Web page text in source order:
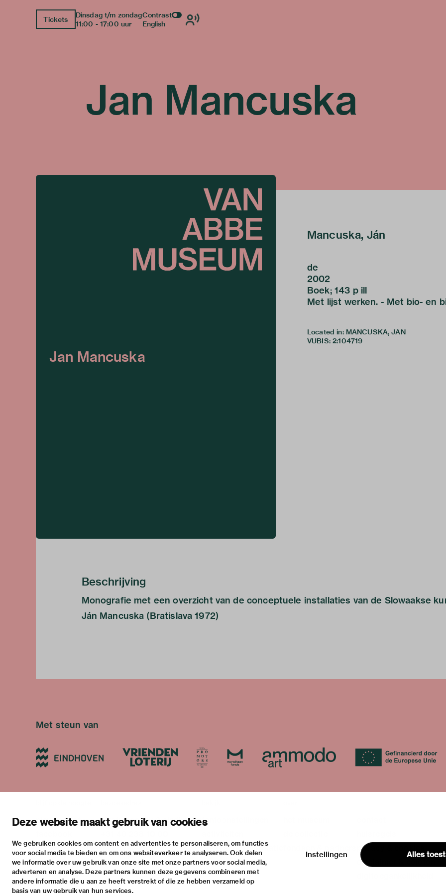
Deze website maakt gebruik van cookies
We gebruiken cookies om content en advertenties te personaliseren, om functies
voor social media te bieden en om ons websiteverkeer te analyseren. Ook delen
we informatie over uw gebruik van onze site met onze partners voor social media,
adverteren en analyse. Deze partners kunnen deze gegevens combineren met
andere informatie die u aan ze heeft verstrekt of die ze hebben verzameld op
basis van uw gebruik van hun services.
Alles
Instellingen
Tickets
Dinsdag t/m zondag
11:00 - 17:00 uur
Contrast
English
Jan Mancuska
Jan Mancuska
Mancuska, Ján
de
2002
Boek; 143 p ill
Met lijst werken. - Met bio- en
Located in: MANCUSKA, JAN
VUBIS: 2:104719
Beschrijving
Monografie met een overzicht van de conceptuele installaties van de Slowaakse
Ján Mancuska (Bratislava 1972)
Met steun van
nieuwsbrief
instagram
twitter
linkedin
stratumsedijk 2 eindhoven
info@vanabbemuseum.nl
tentoonstellingen
praktische informatie
privacy & cookies
disclaimer & colofon